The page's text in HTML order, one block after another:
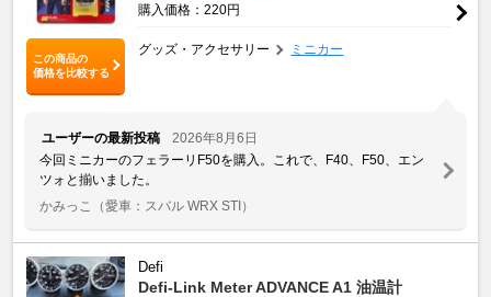
この商品の
価格を比較する
購入価格：220円
グッズ・アクセサリー ミニカー
ユーザーの最新投稿
2026年8月6日
今回ミニカーのフェラーリF50を購入。これで、F40、F50、エン
ツォと揃いました。
かみっこ
（愛車：スバル WRX STI）
Defi
Defi-Link Meter ADVANCE A1 油温計